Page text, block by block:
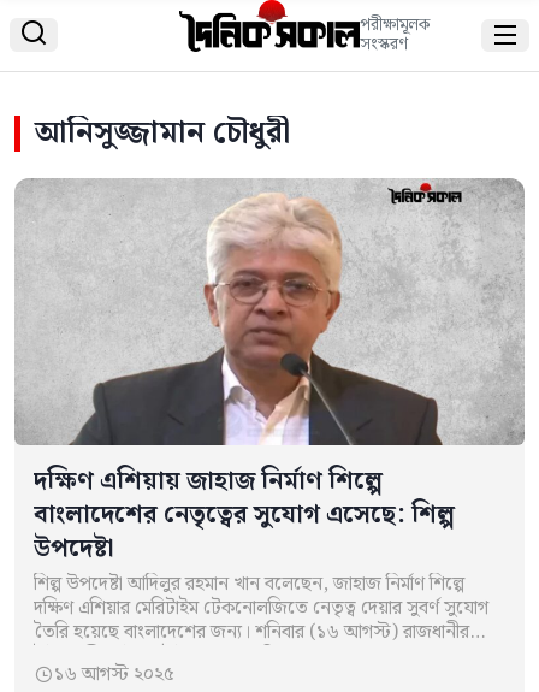
 পরীক্ষামূলক
সংস্করণ 
আনিসুজ্জামান চৌধুরী
দক্ষিণ এশিয়ায় জাহাজ নির্মাণ শিল্পে
বাংলাদেশের নেতৃত্বের সুযোগ এসেছে: শিল্প
উপদেষ্টা
শিল্প উপদেষ্টা আদিলুর রহমান খান বলেছেন, জাহাজ নির্মাণ শিল্পে
দক্ষিণ এশিয়ার মেরিটাইম টেকনোলজিতে নেতৃত্ব দেয়ার সুবর্ণ সুযোগ
তৈরি হয়েছে বাংলাদেশের জন্য। শনিবার (১৬ আগস্ট) রাজধানীর
ইন্টারকন্টিনেন্টালে ইন্টারন্যাশনাল বিজনেস ফোরাম অফ…
১৬ আগস্ট ২০২৫